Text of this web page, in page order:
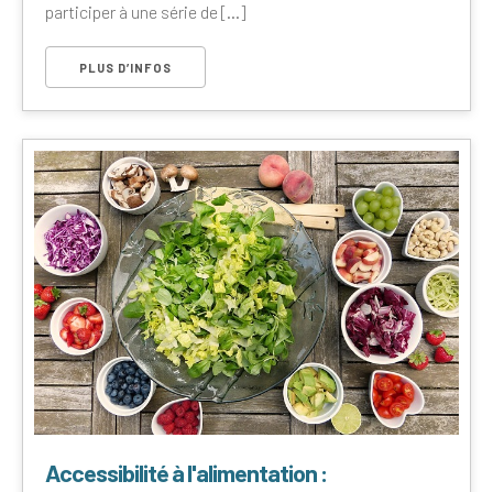
participer à une série de [...]
PLUS D’INFOS
Accessibilité à l'alimentation :